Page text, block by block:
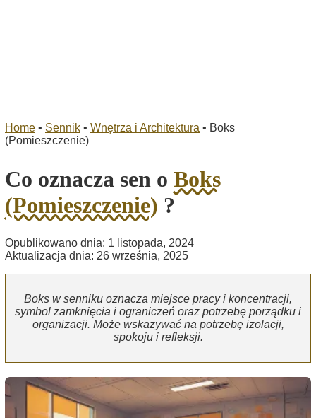
Home • Sennik • Wnętrza i Architektura • Boks
(Pomieszczenie)
Co oznacza sen o Boks
(Pomieszczenie) ?
Opublikowano dnia: 1 listopada, 2024
Aktualizacja dnia: 26 września, 2025
Boks w senniku oznacza miejsce pracy i koncentracji,
symbol zamknięcia i ograniczeń oraz potrzebę porządku i
organizacji. Może wskazywać na potrzebę izolacji,
spokoju i refleksji.